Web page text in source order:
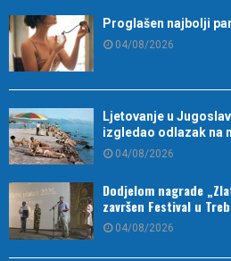
Proglašen najbolji
04/08/2026
Ljetovanje u
izgledao odlazak na
04/08/2026
Dodjelom nagrade
završen Festival u
04/08/2026